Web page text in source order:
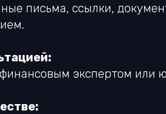
письма, ссылки,
экспертом или